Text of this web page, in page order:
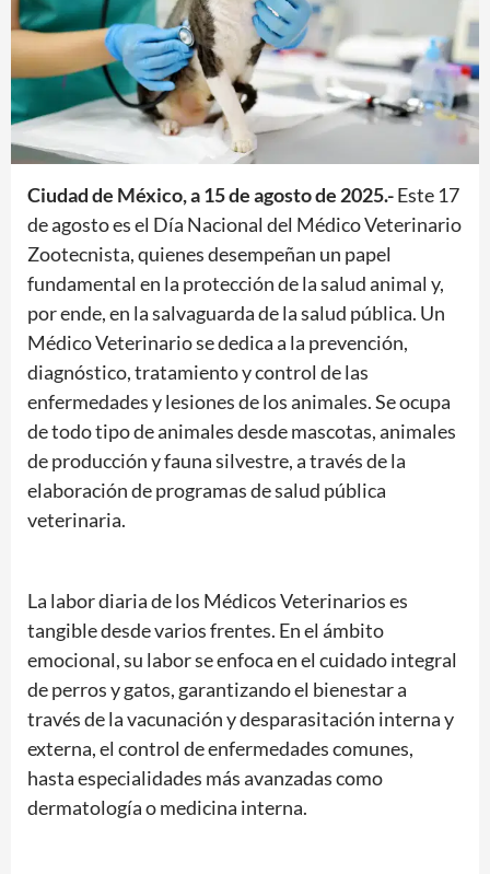
Ciudad de México, a 15 de agosto de 2025.-Este 17
de agosto es el Día Nacional del Médico Veterinario
Zootecnista, quienes desempeñan un papel
fundamental en la protección de la salud animal y,
por ende, en la salvaguarda de la salud pública. Un
Médico Veterinario se dedica a la prevención,
diagnóstico, tratamiento y control de las
enfermedades y lesiones de los animales. Se ocupa
de todo tipo de animales desde mascotas, animales
de producción y fauna silvestre, a través de la
elaboración de programas de salud pública
veterinaria.
La labor diaria de los Médicos Veterinarios es
tangible desde varios frentes. En el ámbito
emocional, su labor se enfoca en el cuidado integral
de perros y gatos, garantizando el bienestar a
través de la vacunación y desparasitación interna y
externa, el control de enfermedades comunes,
hasta especialidades más avanzadas como
dermatología o medicina interna.